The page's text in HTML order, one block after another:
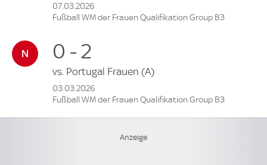
07.03.2026
Fußball WM der Frauen Qualifikation Group B3
0 - 2
vs. Portugal Frauen (A)
03.03.2026
Fußball WM der Frauen Qualifikation Group B3